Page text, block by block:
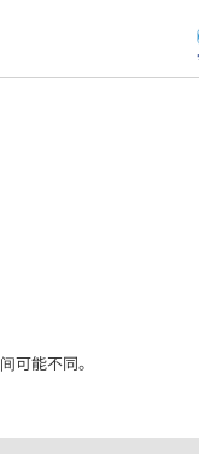
可能不同。